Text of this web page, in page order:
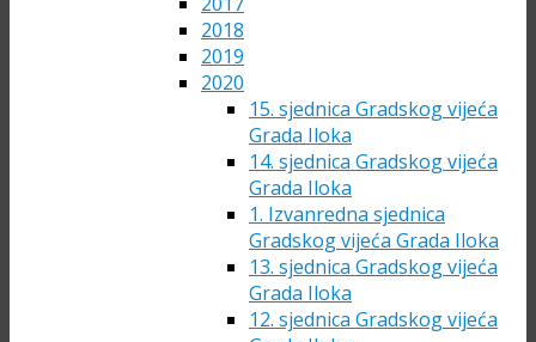
2018
2019
2020
15. sjednica Gradskog vijeća
Grada Iloka
14. sjednica Gradskog vijeća
Grada Iloka
1. Izvanredna sjednica
Gradskog vijeća Grada Iloka
13. sjednica Gradskog vijeća
Grada Iloka
12. sjednica Gradskog vijeća